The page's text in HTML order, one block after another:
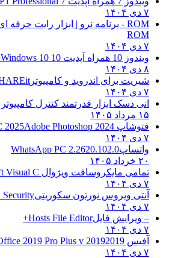
۷ دی ۱۴۰۴
ROM - برنامه نرو | ابزار رایت حرفه ای و
ROM
۷ دی ۱۴۰۴
ویندوز 10 همراه آپدیت 10 22H2
Windows 10
۸ دی ۱۴۰۴
شیریت برای اندروید و کامپیوتر
۷ دی ۱۴۰۴
انی دسک ابزار قدرتمند کنترل کامپیوتر
۱۵ مرداد ۱۴۰۵
فتوشاپ CC 2025 Adobe Photoshop 2024
۷ دی ۱۴۰۴
واتساپWhatsApp PC 2.2620.102.0
۲۰ خرداد ۱۴۰۵
تمامی مایکروسافت ویژوال C C++
۷ دی ۱۴۰۴
آنتی ویروس نورتون سکوریتیSecurity
۷ دی ۱۴۰۴
– ویرایش فایلHosts File Editor+
۷ دی ۱۴۰۴
آفیس 2019 2019 Microsoft Office 2019 Pro Plus v
۷ دی ۱۴۰۴